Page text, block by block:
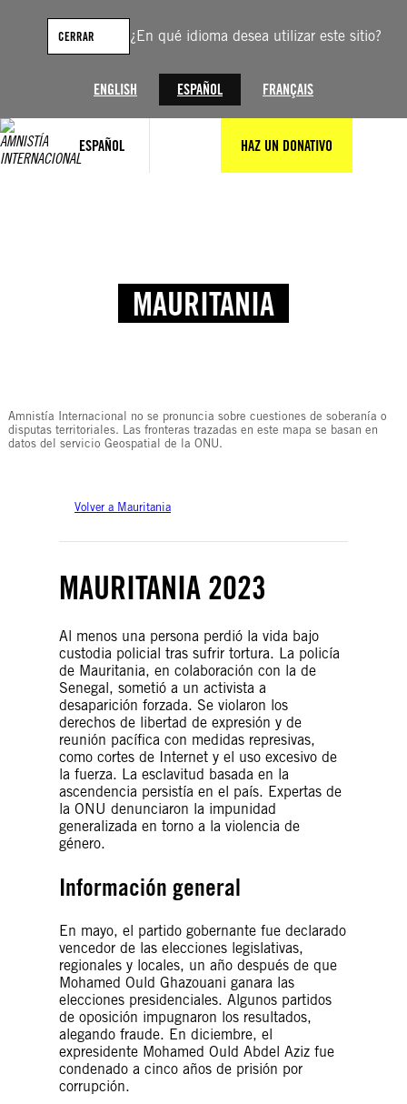
¿En qué idioma desea utilizar este sitio?
ENGLISH ESPAÑOL FRANÇAIS
CERRAR
ESPAÑOL HAZ UN DONATIVO
MAURITANIA
Amnistía Internacional no se pronuncia sobre cuestiones de soberanía o
disputas territoriales. Las fronteras trazadas en este mapa se basan en
datos del servicio Geospatial de la ONU.
Volver a Mauritania
MAURITANIA 2023
Al menos una persona perdió la vida bajo
custodia policial tras sufrir tortura. La policía
de Mauritania, en colaboración con la de
Senegal, sometió a un activista a
desaparición forzada. Se violaron los
derechos de libertad de expresión y de
reunión pacífica con medidas represivas,
como cortes de Internet y el uso excesivo de
la fuerza. La esclavitud basada en la
ascendencia persistía en el país. Expertas de
la ONU denunciaron la impunidad
generalizada en torno a la violencia de
género.
Información general
En mayo, el partido gobernante fue declarado
vencedor de las elecciones legislativas,
regionales y locales, un año después de que
Mohamed Ould Ghazouani ganara las
elecciones presidenciales. Algunos partidos
de oposición impugnaron los resultados,
alegando fraude. En diciembre, el
expresidente Mohamed Ould Abdel Aziz fue
condenado a cinco años de prisión por
corrupción.